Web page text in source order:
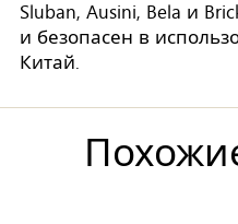
Sluban, Ausini, Bela и
и безопасен в
Китай.